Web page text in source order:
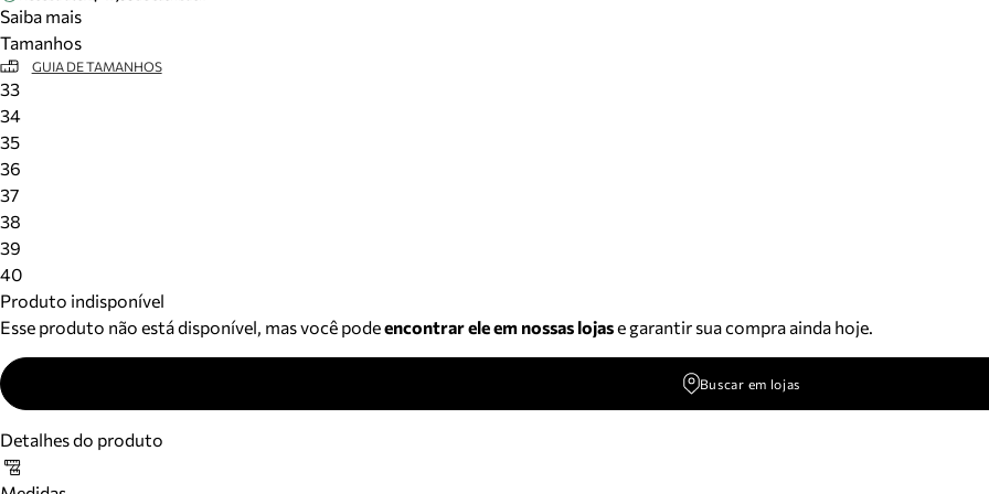
Saiba mais
Tamanhos
GUIA DE TAMANHOS
33
34
35
36
37
38
39
40
Produto indisponível
Esse produto não está disponível, mas você podeencontrar ele em nossas lojase garantir sua compra ainda hoje.
Buscar em lojas
Detalhes do produto